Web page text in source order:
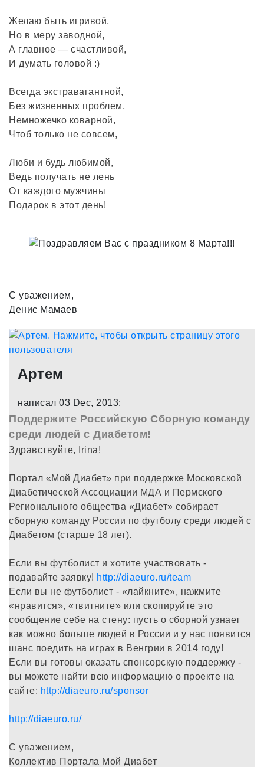
Желаю быть игривой,
Но в меру заводной,
А главное — счастливой,
И думать головой :)
Всегда экстравагантной,
Без жизненных проблем,
Немножечко коварной,
Чтоб только не совсем,
Люби и будь любимой,
Ведь получать не лень
От каждого мужчины
Подарок в этот день!
С уважением,
Денис Мамаев
Артем
написал 03 Dec, 2013:
Поддержите Российскую Сборную команду
среди людей с Диабетом!
Здравствуйте, Irina!
Портал «Мой Диабет» при поддержке Московской
Диабетической Ассоциации МДА и Пермского
Регионального общества «Диабет» собирает
сборную команду России по футболу среди людей с
Диабетом (старше 18 лет).
Если вы футболист и хотите участвовать -
подавайте заявку! http://diaeuro.ru/team
Если вы не футболист - «лайкните», нажмите
«нравится», «твитните» или скопируйте это
сообщение себе на стену: пусть о сборной узнает
как можно больше людей в России и у нас появится
шанс поедить на играх в Венгрии в 2014 году!
Если вы готовы оказать спонсорскую поддержку -
вы можете найти всю информацию о проекте на
сайте: http://diaeuro.ru/sponsor
http://diaeuro.ru/
С уважением,
Коллектив Портала Мой Диабет